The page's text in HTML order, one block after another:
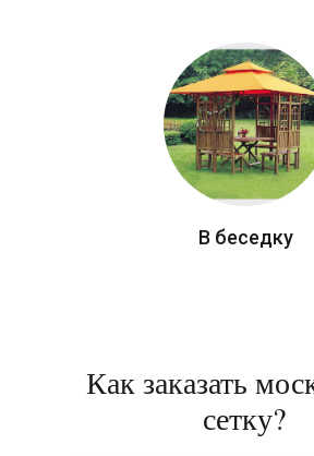
В беседку
Как заказать
сетку?